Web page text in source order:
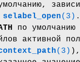
selabel_open(3)
по умолчанию
активной
(3) ),